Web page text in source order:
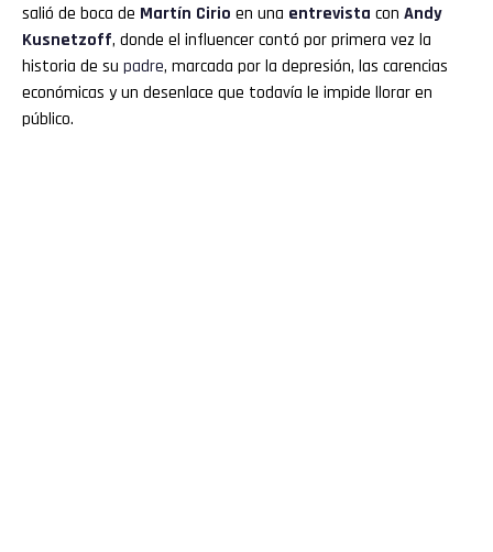
salió de boca de Martín Cirio en una entrevista con Andy
Kusnetzoff, donde el influencer contó por primera vez la
historia de su padre, marcada por la depresión, las carencias
económicas y un desenlace que todavía le impide llorar en
público.